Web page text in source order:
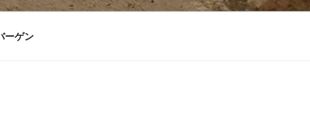
ーゲン